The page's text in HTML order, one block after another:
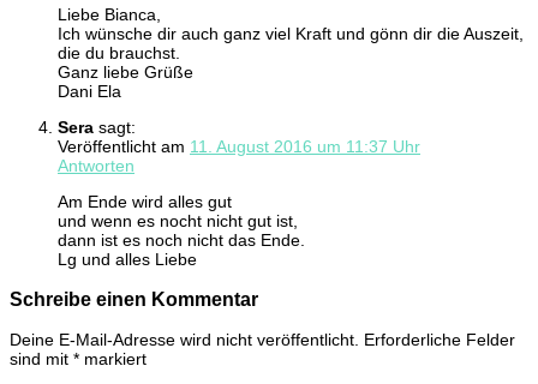
Liebe Bianca,
Ich wünsche dir auch ganz viel Kraft und gönn dir die Auszeit,
die du brauchst.
Ganz liebe Grüße
Dani Ela
Sera sagt:
Veröffentlicht am 11. August 2016 um 11:37 Uhr
Antworten
Am Ende wird alles gut
und wenn es nocht nicht gut ist,
dann ist es noch nicht das Ende.
Lg und alles Liebe
Schreibe einen Kommentar
Deine E-Mail-Adresse wird nicht veröffentlicht. Erforderliche Felder
sind mit * markiert